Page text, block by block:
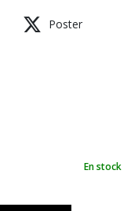
Poster
En stock